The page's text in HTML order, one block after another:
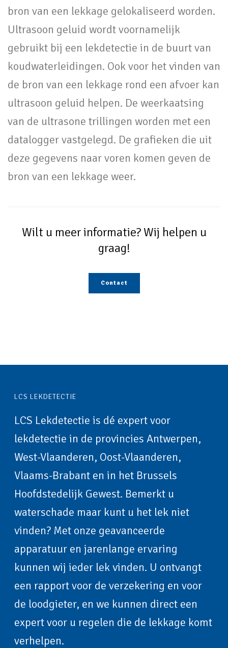
bron van een lekkage gelokaliseerd worden.
Ultrasoon geluid wordt voornamelijk
gebruikt bij een lekdetectie in de buurt van
koudwaterleidingen. Ook voor het vinden van
de bron van een lekkage rond een afvoer kan
ultrasoon geluid helpen. De weerkaatsing
van de ultrasone trillingen worden met een
datalogger vastgelegd. De grafieken die uit
deze gegevens naar voren komen geven de
bron van een lekkage weer.
Wilt u meer informatie? Wij helpen u
graag!
Contact
LCS LEKDETECTIE
LCS Lekdetectie is dé expert voor
lekdetectie in de provincies Antwerpen,
West-Vlaanderen, Oost-Vlaanderen,
Vlaams-Brabant en in het Brussels
Hoofdstedelijk Gewest. Bemerkt u
waterschade maar kunt u het lek niet
vinden? Met onze geavanceerde
apparatuur en jarenlange ervaring
kunnen wij ieder lek vinden. U ontvangt
een rapport voor de verzekering en voor
de loodgieter, en we kunnen direct een
expert voor u regelen die de lekkage komt
verhelpen.